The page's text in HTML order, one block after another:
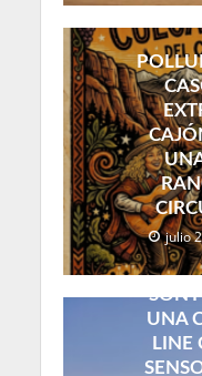
julio
UNA
LINE